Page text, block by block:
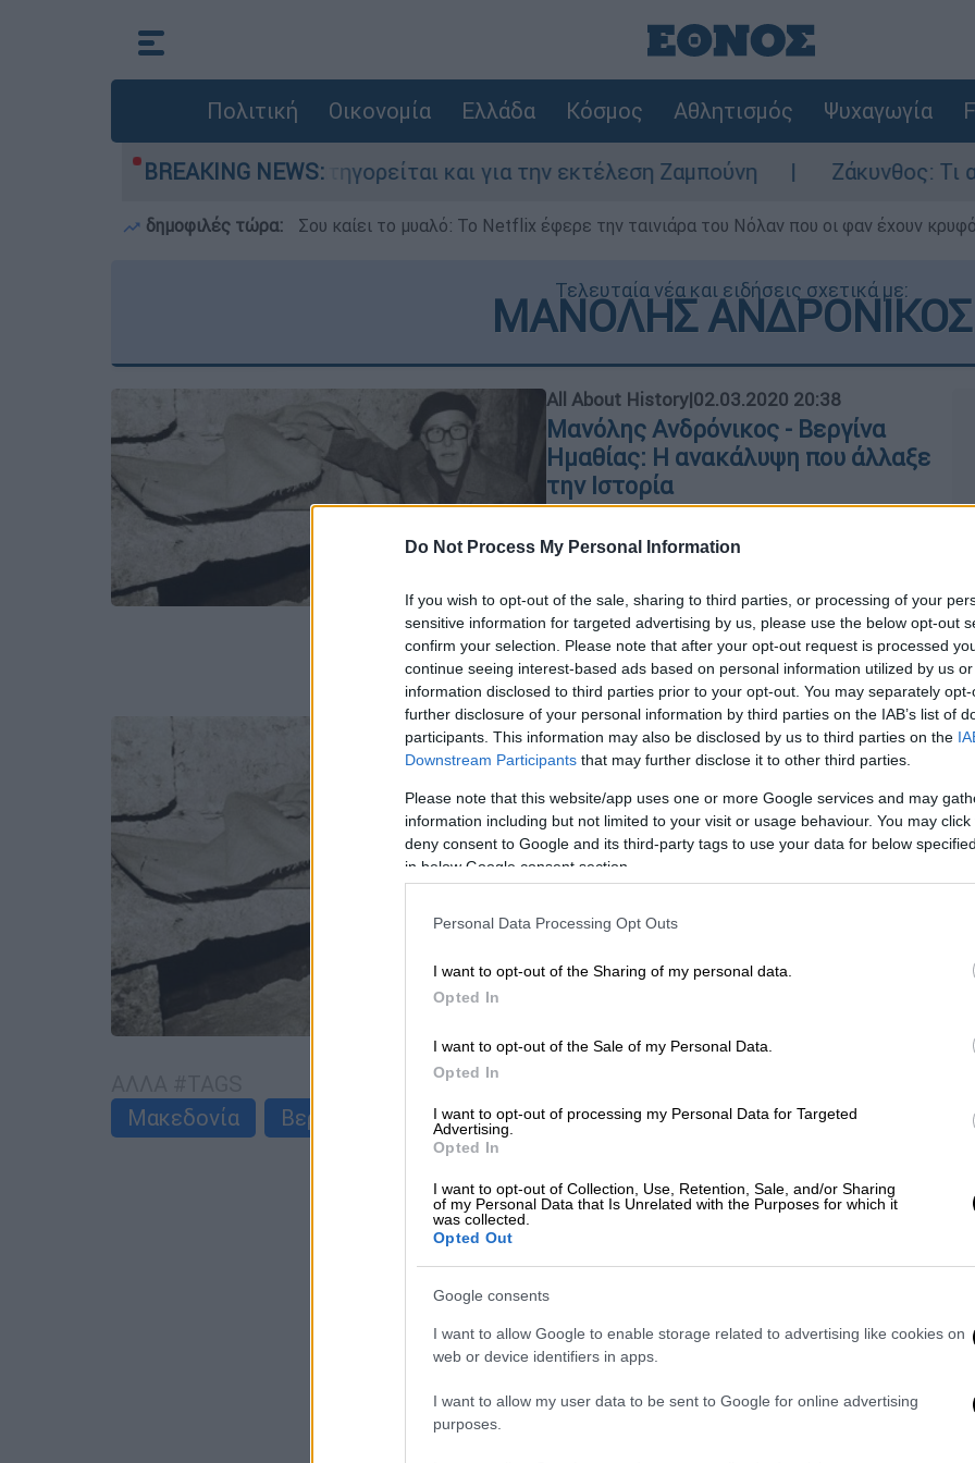
Do Not Process My Personal Information
If you wish to opt-out of the sale, sharing to third parties, or processing of your
sensitive information for targeted advertising by us, please use the below opt-out
confirm your selection. Please note that after your opt-out request is processed
continue seeing interest-based ads based on personal information utilized by us
information disclosed to third parties prior to your opt-out. You may separately
further disclosure of your personal information by third parties on the IAB’s list of
participants. This information may also be disclosed by us to third parties on the
Downstream Participants that may further disclose it to other third parties.
Please note that this website/app uses one or more Google services and may
information including but not limited to your visit or usage behaviour. You may
deny consent to Google and its third-party tags to use your data for below
in below Google consent section.
Personal Data Processing Opt Outs
I want to opt-out of the Sharing of my personal data.
Opted In
I want to opt-out of the Sale of my Personal Data.
Opted In
I want to opt-out of processing my Personal Data for Targeted
Advertising.
Opted In
I want to opt-out of Collection, Use, Retention, Sale, and/or Sharing
of my Personal Data that Is Unrelated with the Purposes for which it
was collected.
Opted Out
Google consents
I want to allow Google to enable storage related to advertising like cookies on
web or device identifiers in apps.
I want to allow my user data to be sent to Google for online advertising
purposes.
Πολιτική Οικονομία Ελλάδα Κόσμος Αθλητισμός Ψυχαγωγία
BREAKING NEWS:
στην Ελλάδα - Κατηγορείται και για την εκτέλεση Ζαμπούνη Ζάκυνθος: Τι
δημοφιλές τώρα: Σου καίει το μυαλό: Το Netflix έφερε την ταινιάρα του Νόλαν που οι φαν έχουν
Τελευταία νέα και ειδήσεις σχετικά με:
ΜΑΝΟΛΗΣ ΑΝΔΡΟΝΙΚΟΣ
All About History|02.03.2020 20:38
Μανόλης Ανδρόνικος - Βεργίνα
Ημαθίας: Η ανακάλυψη που άλλαξε
την Ιστορία
χρόνια ανακάλυπτε ένα από τα
ιστορία της αρχαιολογίας, τον
ασύλητο μνημειώδη τάφο του
Μακεδόνα βασιλιά Φιλίππου Β΄,
πατέρα του Μεγάλου Αλεξάνδρου
All About History|20.01.2020 22:31
Βεργίνα Ημαθίας: «Τα μάτια μας
είχαν θαμπωθεί από αυτά που
βλέπαμε»
Ο Μανόλης Ανδρόνικος, μετά από
επίπονες έρευνες, ανακαλύπτει
από τα σημαντικότερα ευρήματα στην
ασύλητο μνημειώδη τάφο του
πατέρα του Μεγάλου Αλεξάνδρου
Μακεδονία
Βεργίνα Φίλιππος